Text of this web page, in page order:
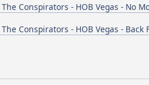
Conspirators - HOB Vegas - No
Conspirators - HOB Vegas - Back